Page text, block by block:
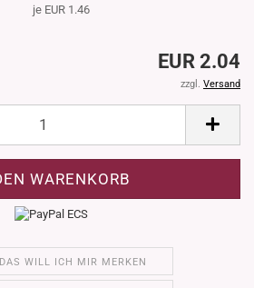
je EUR 1.46
EUR 2.04
zzgl. Versand
DAS WILL ICH MIR MERKEN